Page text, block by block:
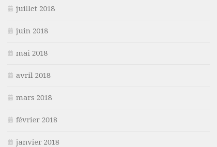
juillet 2018
juin 2018
mai 2018
avril 2018
mars 2018
février 2018
janvier 2018